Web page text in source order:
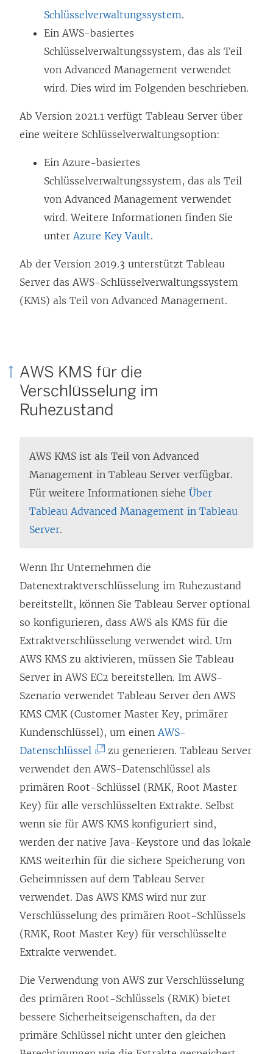
Schlüsselverwaltungssystem.
Ein AWS-basiertes
Schlüsselverwaltungssystem, das als Teil
vonAdvanced Management verwendet
wird. Dies wird im Folgenden beschrieben.
Ab Version 2021.1 verfügt Tableau Server über
eine weitere Schlüsselverwaltungsoption:
Ein Azure-basiertes
Schlüsselverwaltungssystem, das als Teil
vonAdvanced Management verwendet
wird. Weitere Informationen finden Sie
unterAzure Key Vault.
Ab der Version 2019.3 unterstützt Tableau
Server das AWS-Schlüsselverwaltungssystem
(KMS) als Teil vonAdvanced Management.
AWS KMS für die
Verschlüsselung im
Ruhezustand
AWS KMS ist als Teil von Advanced
Management in Tableau Server verfügbar.
Für weitere Informationen siehe Über
Tableau Advanced Management in Tableau
Server.
Wenn Ihr Unternehmen die
Datenextraktverschlüsselung im Ruhezustand
bereitstellt, können Sie Tableau Server optional
so konfigurieren, dass AWS als KMS für die
Extraktverschlüsselung verwendet wird. Um
AWS KMS zu aktivieren, müssen Sie Tableau
Server in AWS EC2 bereitstellen. Im AWS-
Szenario verwendet Tableau Server den AWS
KMS CMK (Customer Master Key, primärer
Kundenschlüssel), um einenAWS-
Datenschlüssel
L
i
n
k
w
i
r
d
i
n
n
u
zu generieren. Tableau Server
verwendet den AWS-Datenschlüssel als
primären Root-Schlüssel (RMK, Root Master
Key) für alle verschlüsselten Extrakte. Selbst
wenn sie für AWS KMS konfiguriert sind,
werden der native Java-Keystore und das lokale
KMS weiterhin für die sichere Speicherung von
Geheimnissen auf dem Tableau Server
verwendet. Das AWS KMS wird nur zur
Verschlüsselung des primären Root-Schlüssels
(RMK, Root Master Key) für verschlüsselte
Extrakte verwendet.
Die Verwendung von AWS zur Verschlüsselung
des primären Root-Schlüssels (RMK) bietet
bessere Sicherheitseigenschaften, da der
primäre Schlüssel nicht unter den gleichen